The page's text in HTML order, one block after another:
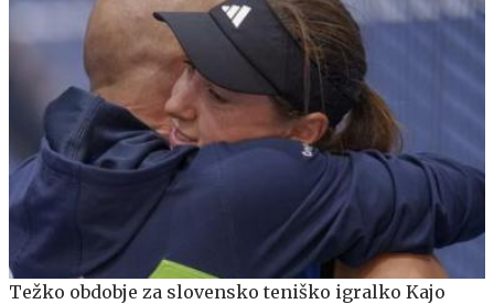
Težko obdobje za slovensko teniško igralko Kajo